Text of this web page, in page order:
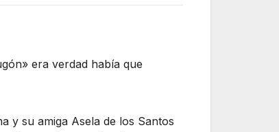
era verdad había que
y su amiga Asela de los Santos